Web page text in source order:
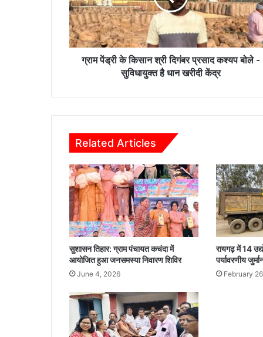
कि
सा
न
श्री
र
द
प
बो
ले
सु
वि
धा
यु
क्त
धा
री
ग्राम पेंड्री के किसान श्री दिगंबर प्रसाद कश्यप बोले -
सुविधायुक्त है धान खरीदी केंद्र
Related Articles
सुशासन तिहार: ग्राम पंचायत कचंदा में
आयोजित हुआ जनसमस्या निवारण शिविर
June 4, 2026
रायगढ़ में 14
पर्यावरणीय
February